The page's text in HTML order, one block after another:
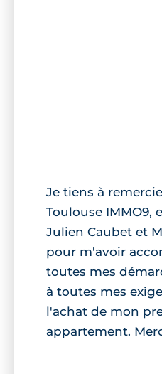
Je tiens à
Toulouse IMMO9,
Julien Caubet et
pour m'avoir
toutes mes
à toutes mes
l'achat de mon
appartement.